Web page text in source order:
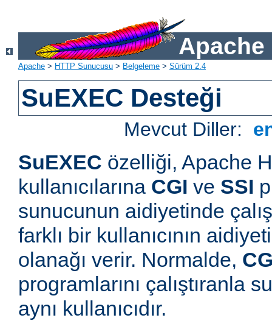
Apache
Apache > HTTP Sunucusu > Belgeleme > Sürüm 2.4
SuEXEC Desteği
Mevcut Diller:
SuEXEC özelliği, Apache
kullanıcılarına CGI ve SSI
sunucunun aidiyetinde
farklı bir kullanıcının
olanağı verir. Normalde,
programlarını çalıştıranla
aynı kullanıcıdır.